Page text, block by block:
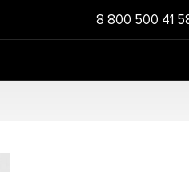
8 800 500 41